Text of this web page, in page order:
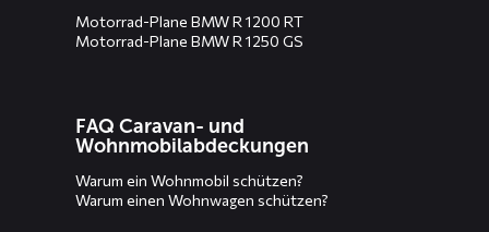
Motorrad-Plane BMW R 1200 RT
Motorrad-Plane BMW R 1250 GS
FAQ Caravan- und
Wohnmobilabdeckungen
Warum ein Wohnmobil schützen?
Warum einen Wohnwagen schützen?